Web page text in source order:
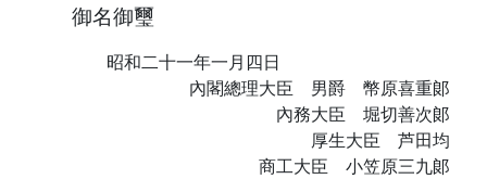
御名御璽
昭和二十一年一月四日
內閣總理大臣 男爵 幣原喜重郞
內務大臣 堀切善次郞
厚生大臣 芦田均
商工大臣 小笠原三九郞